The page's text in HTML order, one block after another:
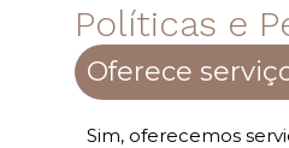
Políticas e
Oferece
Sim, oferecemos